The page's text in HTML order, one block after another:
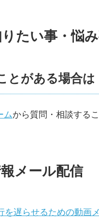
たい事・悩
とがある場合は
ムから質問・相談する
メール配信
遅らせるための動画